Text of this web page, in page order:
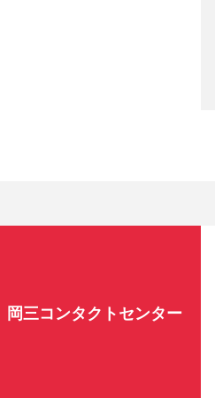
岡三コンタクトセンター